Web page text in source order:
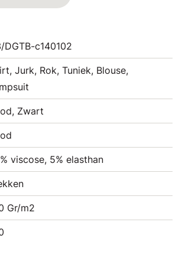
DGTB-c140102
Jurk, Rok, Tuniek, Blouse,
Zwart
viscose, 5% elasthan
Gr/m2